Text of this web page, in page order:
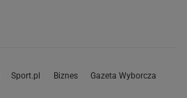
Sport.pl Biznes Gazeta Wyborcza